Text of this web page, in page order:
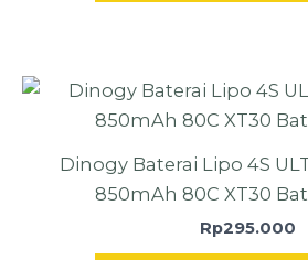
Dinogy Baterai Lipo 4S
850mAh 80C XT30
Rp295.000